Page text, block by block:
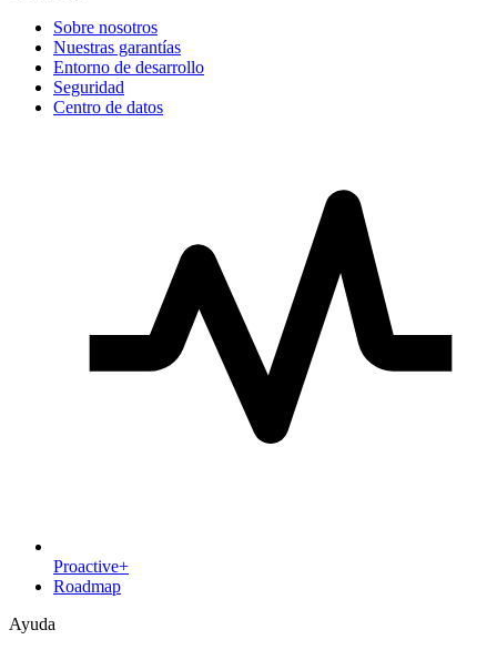
Sobre nosotros
Nuestras garantías
Entorno de desarrollo
Seguridad
Centro de datos
Proactive+
Roadmap
Ayuda